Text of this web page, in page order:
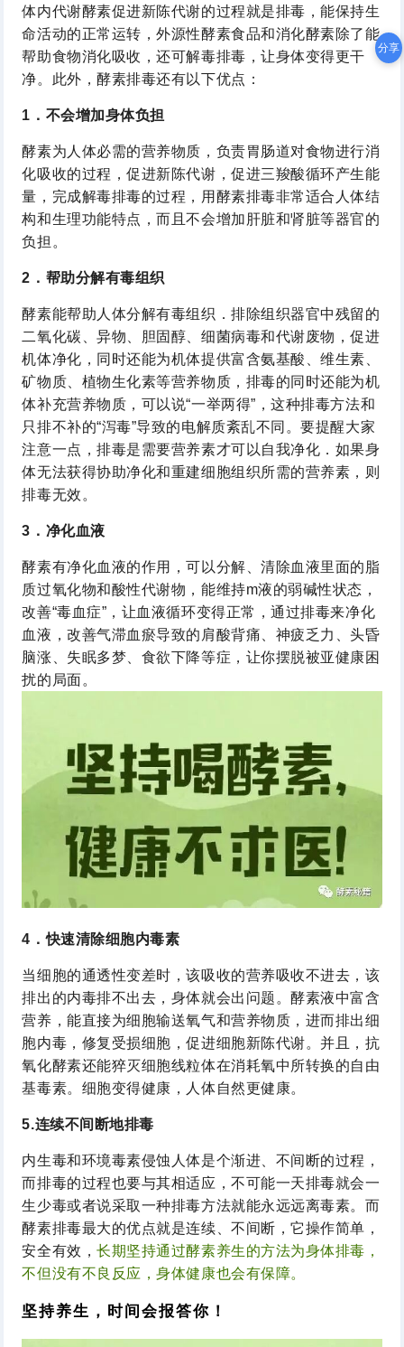
体内代谢酵素促进新陈代谢的过程就是排毒，能保持生
命活动的正常运转，外源性酵素食品和消化酵素除了能
帮助食物消化吸收，还可解毒排毒，让身体变得更干
净。此外，酵素排毒还有以下优点：
1．不会增加身体负担
酵素为人体必需的营养物质，负责胃肠道对食物进行消
化吸收的过程，促进新陈代谢，促进三羧酸循环产生能
量，完成解毒排毒的过程，用酵素排毒非常适合人体结
构和生理功能特点，而且不会增加肝脏和肾脏等器官的
负担。
2．帮助分解有毒组织
酵素能帮助人体分解有毒组织．排除组织器官中残留的
二氧化碳、异物、胆固醇、细菌病毒和代谢废物，促进
机体净化，同时还能为机体提供富含氨基酸、维生素、
矿物质、植物生化素等营养物质，排毒的同时还能为机
体补充营养物质，可以说“一举两得”，这种排毒方法和
只排不补的“泻毒”导致的电解质紊乱不同。要提醒大家
注意一点，排毒是需要营养素才可以自我净化．如果身
体无法获得协助净化和重建细胞组织所需的营养素，则
排毒无效。
3．净化血液
酵素有净化血液的作用，可以分解、清除血液里面的脂
质过氧化物和酸性代谢物，能维持m液的弱碱性状态，
改善“毒血症”，让血液循环变得正常，通过排毒来净化
血液，改善气滞血瘀导致的肩酸背痛、神疲乏力、头昏
脑涨、失眠多梦、食欲下降等症，让你摆脱被亚健康困
扰的局面。
4．快速清除细胞内毒素
当细胞的通透性变差时，该吸收的营养吸收不进去，该
排出的内毒排不出去，身体就会出问题。酵素液中富含
营养，能直接为细胞输送氧气和营养物质，进而排出细
胞内毒，修复受损细胞，促进细胞新陈代谢。并且，抗
氧化酵素还能猝灭细胞线粒体在消耗氧中所转换的自由
基毒素。细胞变得健康，人体自然更健康。
5.连续不间断地排毒
内生毒和环境毒素侵蚀人体是个渐进、不间断的过程，
而排毒的过程也要与其相适应，不可能一天排毒就会一
生少毒或者说采取一种排毒方法就能永远远离毒素。而
酵素排毒最大的优点就是连续、不间断，它操作简单，
安全有效，长期坚持通过酵素养生的方法为身体排毒，
不但没有不良反应，身体健康也会有保障。
坚持养生，时间会报答你！
分享